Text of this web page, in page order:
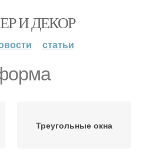
И ДЕКОР
статьи
Треугольные окна